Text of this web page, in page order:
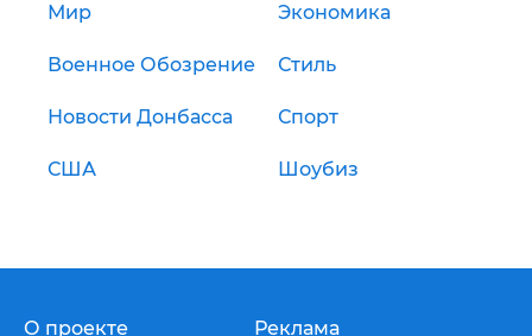
Мир Экономика
Военное Обозрение Стиль
Новости Донбасса Спорт
США Шоубиз
О проекте Реклама